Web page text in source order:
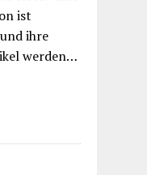
ist
ihre
werden…